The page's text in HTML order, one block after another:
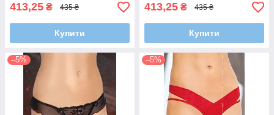
413,25 ₴ 435 ₴
Купити
413,25 ₴ 435 ₴
Купити
–5% –5%